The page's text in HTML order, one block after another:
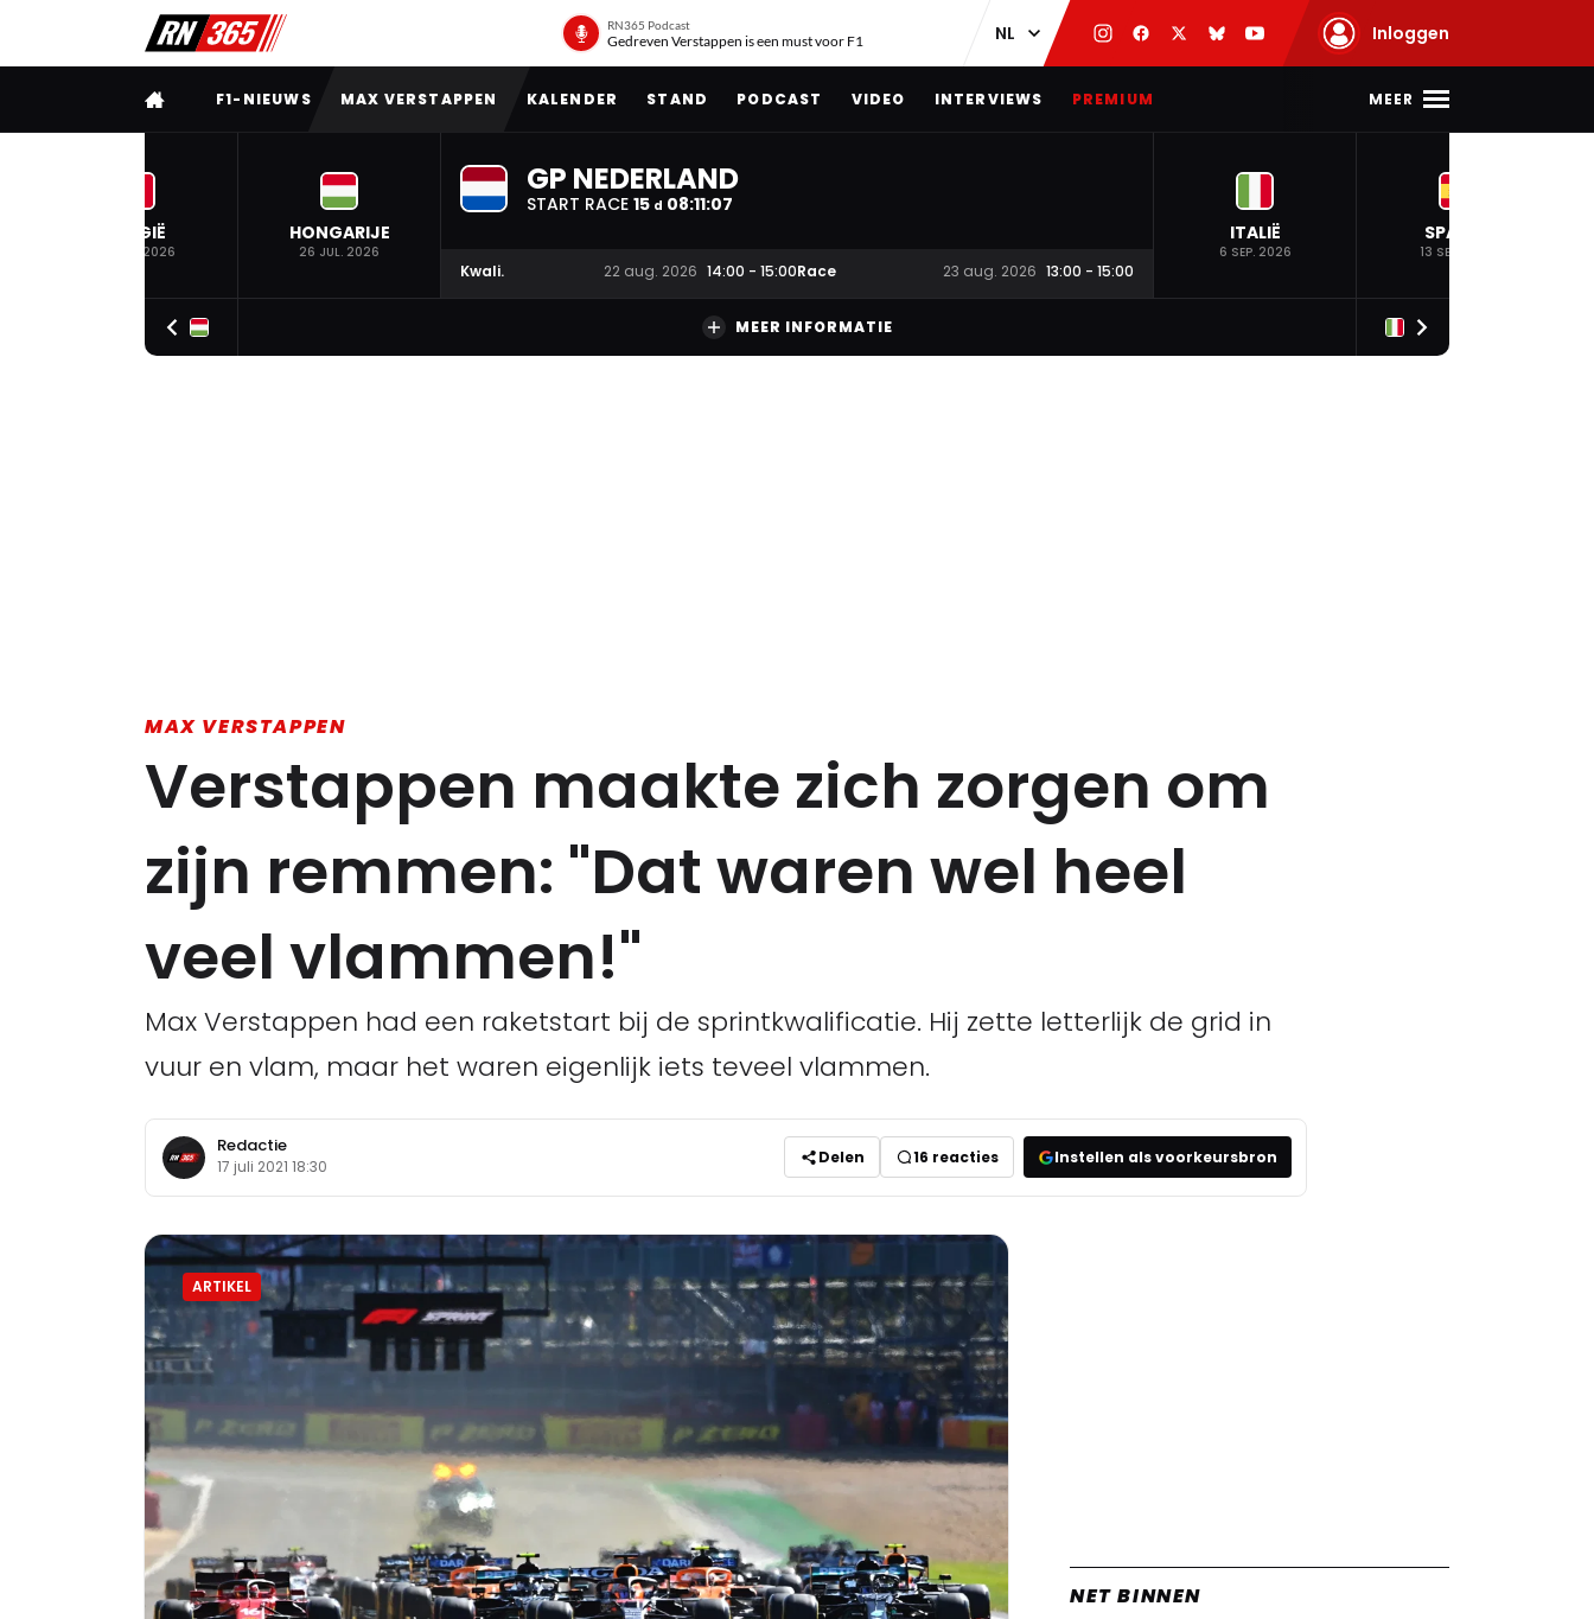
RN365 Podcast
Gedreven Verstappen is een must voor F1 Inloggen
VOLLEDIG MENU
F1-NIEUWS MAX VERSTAPPEN KALENDER STAND PODCAST VIDEO INTERVIEWS PREMIUM MEER
BELGIË
19 JUL. 2026
HONGARIJE
26 JUL. 2026
GP NEDERLAND
START RACE 15 d 08:11:06
Kwali. 22 aug. 2026 14:00 - 15:00Race 23 aug. 2026 13:00 - 15:00
ITALIË
6 SEP. 2026
SPANJE
13 SEP. 2026
MEER INFORMATIE
MAX VERSTAPPEN
Verstappen maakte zich zorgen om
zijn remmen: "Dat waren wel heel
veel vlammen!"
Max Verstappen had een raketstart bij de sprintkwalificatie. Hij zette letterlijk de grid in
vuur en vlam, maar het waren eigenlijk iets teveel vlammen.
Redactie
17 juli 2021 18:30 Delen 16 reacties Instellen als voorkeursbron
ARTIKEL
NET BINNEN